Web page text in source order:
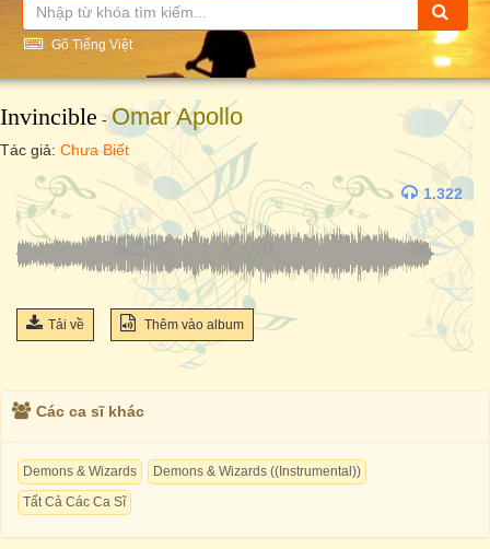
Gõ Tiếng Việt
Invincible-Omar Apollo
Tác giả: Chưa Biết
1.322
Tải về Thêm vào album
Các ca sĩ khác
Demons & Wizards
Demons & Wizards ((Instrumental))
Tất Cả Các Ca Sĩ